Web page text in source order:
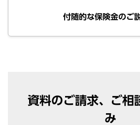
付随的な保険金のご
資料のご請求、ご相
み